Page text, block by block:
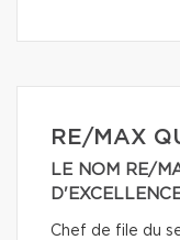
RE/MAX
LE NOM RE/
Chef de file du